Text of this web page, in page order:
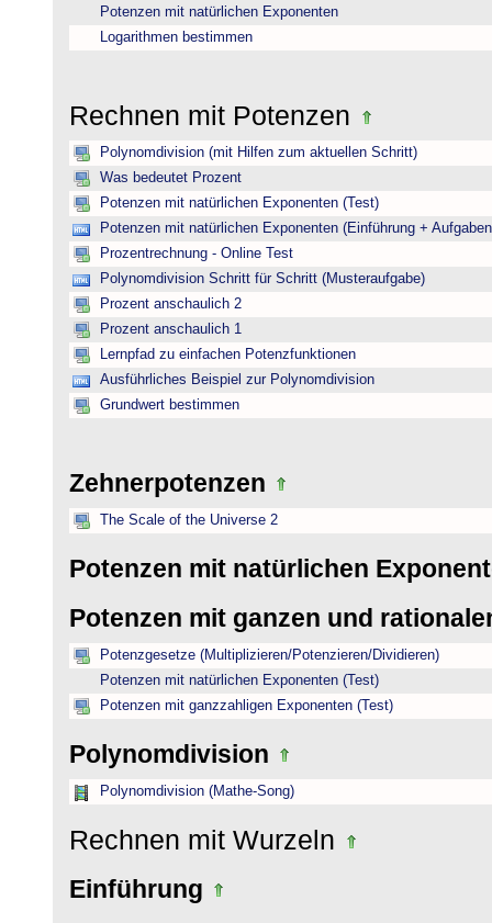
Potenzen mit natürlichen Exponenten
Logarithmen bestimmen
Rechnen mit Potenzen
Polynomdivision (mit Hilfen zum aktuellen Schritt)
Was bedeutet Prozent
Potenzen mit natürlichen Exponenten (Test)
Potenzen mit natürlichen Exponenten (Einführung +
Prozentrechnung - Online Test
Polynomdivision Schritt für Schritt (Musteraufgabe)
Prozent anschaulich 2
Prozent anschaulich 1
Lernpfad zu einfachen Potenzfunktionen
Ausführliches Beispiel zur Polynomdivision
Grundwert bestimmen
Zehnerpotenzen
The Scale of the Universe 2
Potenzen mit natürlichen
Potenzen mit ganzen und
Potenzgesetze (Multiplizieren/Potenzieren/Dividieren)
Potenzen mit natürlichen Exponenten (Test)
Potenzen mit ganzzahligen Exponenten (Test)
Polynomdivision
Polynomdivision (Mathe-Song)
Rechnen mit Wurzeln
Einführung